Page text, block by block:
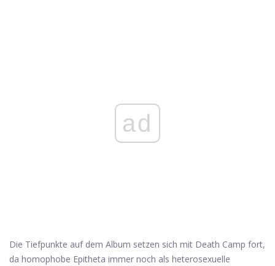
ad
Die Tiefpunkte auf dem Album setzen sich mit Death Camp fort,
da homophobe Epitheta immer noch als heterosexuelle